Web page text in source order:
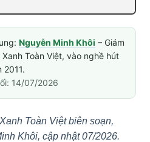
Nguyễn Minh Khôi – Giám
Toàn Việt, vào nghề hút
2011.
14/07/2026
Toàn Việt biên soạn,
Khôi, cập nhật 07/2026.